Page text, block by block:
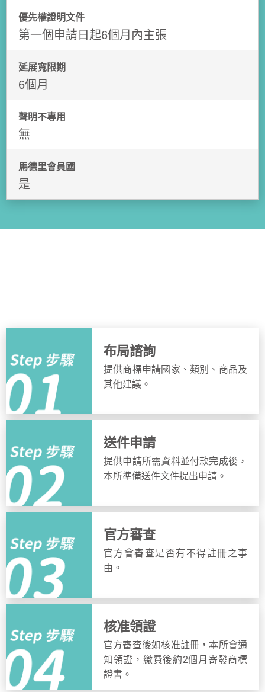
優先權證明文件
第一個申請日起6個月內主張
延展寬限期
6個月
聲明不專用
無
馬德里會員國
是
布局諮詢
提供商標申請國家、類別、商品及
其他建議。
送件申請
提供申請所需資料並付款完成後，
本所準備送件文件提出申請。
官方審查
官方會審查是否有不得註冊之事
由。
核准領證
官方審查後如核准註冊，本所會通
知領證，繳費後約2個月寄發商標
證書。